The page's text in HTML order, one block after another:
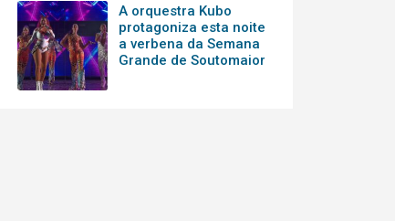
A orquestra Kubo
protagoniza esta noite
a verbena da Semana
Grande de Soutomaior